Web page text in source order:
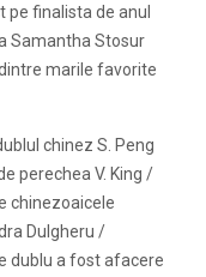
pe finalista de anul
Samantha Stosur
marile favorite
chinez S. Peng
perechea V. King /
chinezoaicele
Dulgheru /
dublu a fost afacere